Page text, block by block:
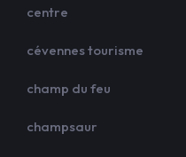
centre
cévennes tourisme
champ du feu
champsaur